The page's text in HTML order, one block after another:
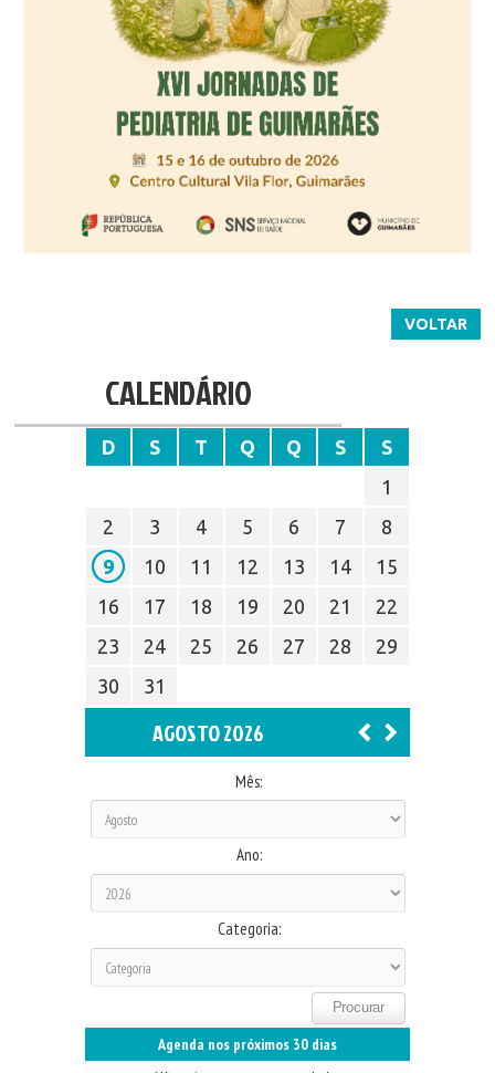
VOLTAR
CALENDÁRIO
D S T Q Q S
S
1
2
3 4 5 6 7
8
9
10 11 12 13 14
15
16
17 18 19 20 21
22
23
24 25 26 27 28
29
30
31
AGOSTO 2026
Mês:
Ano:
Categoria:
Agenda nos próximos 30 dias